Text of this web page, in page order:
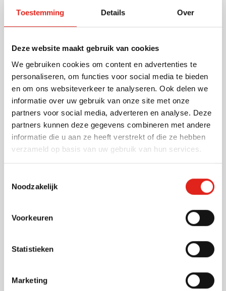
Toestemming Details Over
Deze website maakt gebruik van cookies
We gebruiken cookies om content en advertenties te
personaliseren, om functies voor social media te bieden
en om ons websiteverkeer te analyseren. Ook delen we
informatie over uw gebruik van onze site met onze
partners voor social media, adverteren en analyse. Deze
partners kunnen deze gegevens combineren met andere
informatie die u aan ze heeft verstrekt of die ze hebben
verzameld op basis van uw gebruik van hun services.
Noodzakelijk
Voorkeuren
Statistieken
Marketing
sleutelring. Met deze ecologische sleutelhanger heeft
Lees meer
Specificaties
Artikelnummer
966246
Gewicht
8 gram
Merk
IMPRESSION
Materiaal
Bamboe, Polypropyleen,
RVS
Afmetingen
7.5 cm x 2.5 cm x 0.3 cm
(l x b x h)
Andere klanten kozen ook voor
Aansteker Promo Unilite M3L